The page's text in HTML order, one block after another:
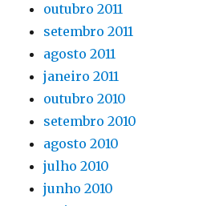
outubro 2011
setembro 2011
agosto 2011
janeiro 2011
outubro 2010
setembro 2010
agosto 2010
julho 2010
junho 2010